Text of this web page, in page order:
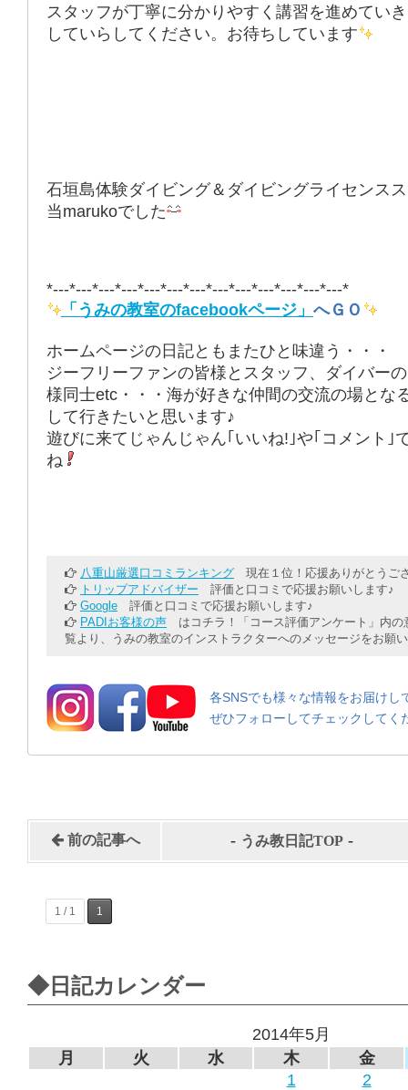
スタッフが丁寧に分かりやすく 講習を進めてい
していらしてください。お待ちしています
石垣島体験ダイビング＆ダイビングライセンス
当marukoでした
*---*---*---*---*---*---*---*---*---*---*---*---*---*
「うみの教室のfacebookページ」 へＧＯ
ホームページの日記ともまたひと味違う・・・
ジーフリーファンの皆様とスタッフ、ダイバー
様同士etc・・・海が好きな仲間の交流の場とな
して行きたいと思います♪
遊びに来てじゃんじゃん｢いいね!｣や｢コメント｣
ね
八重山厳選口コミランキング 現在１位！応援ありがとうご
トリップアドバイザー 評価と口コミで応援お願いします♪
Google 評価と口コミで応援お願いします♪
PADIお客様の声 はコチラ！「コース評価アンケート」内の
覧より、うみの教室のインストラクターへのメッセージをお願
各SNSでも様々な情報をお届けし
ぜひフォローしてチェックしてく
前の記事へ - うみ教日記TOP -
1 / 1 1
◆日記カレンダー
2014年5月
月
火 水 木
金
1
2